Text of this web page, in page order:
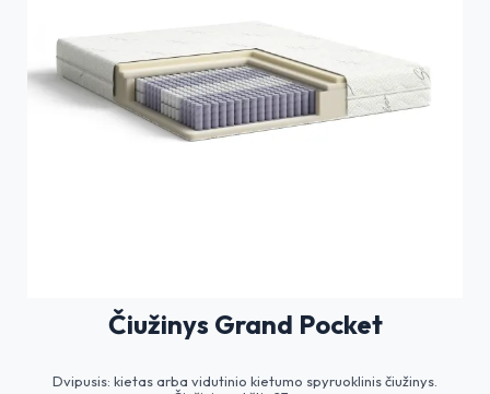
Čiužinys Grand Pocket
Dvipusis: kietas arba vidutinio kietumo spyruoklinis čiužinys.